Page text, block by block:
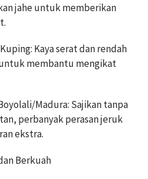
jahe untuk memberikan
Kaya serat dan rendah
membantu mengikat
Madura: Sajikan tanpa
perbanyak perasan jeruk
ekstra.
Berkuah